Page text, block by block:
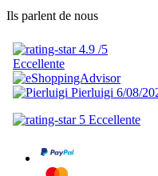
Ils parlent de nous